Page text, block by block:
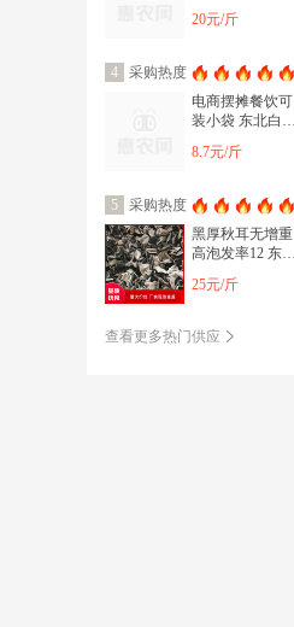
均匀冬菇花菇
20元/斤
4
采购热度
电商摆摊餐饮可
装小袋 东北白玉
匀黑斑少包邮
8.7元/斤
5
采购热度
黑厚秋耳无增重
高泡发率12 东北
饭店小碗耳
25元/斤
查看更多热门供应